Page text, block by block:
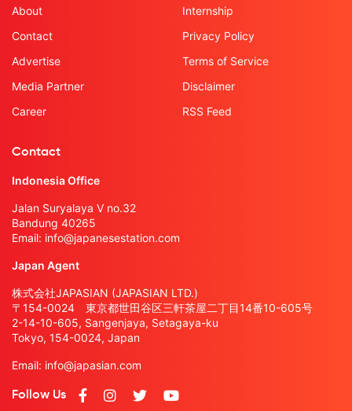
About
Contact
Advertise
Media Partner
Career
Internship
Privacy Policy
Terms of Service
Disclaimer
RSS Feed
Contact
Indonesia Office
Jalan Suryalaya V no.32
Bandung 40265
Email: info@japanesestation.com
Japan Agent
株式会社JAPASIAN (JAPASIAN LTD.)
〒154-0024 東京都世田谷区三軒茶屋二丁目14番10-605号
2-14-10-605, Sangenjaya, Setagaya-ku
Tokyo, 154-0024, Japan
Email: info@japasian.com
Follow Us